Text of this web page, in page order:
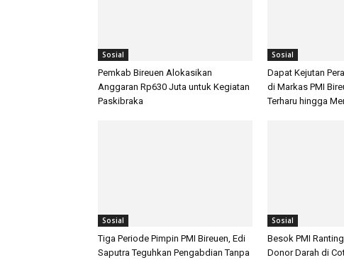
Sosial
Pemkab Bireuen Alokasikan
Anggaran Rp630 Juta untuk Kegiatan
Paskibraka
Sosial
Dapat Kejutan
di Markas PMI
Terharu hingga
Sosial
Tiga Periode Pimpin PMI Bireuen, Edi
Saputra Teguhkan Pengabdian Tanpa
Sosial
Besok PMI
Donor Darah di